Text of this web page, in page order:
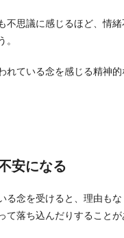
不思議に感じるほど、情緒
。
れている念を感じる精神
安になる
る念を受けると、理由も
て落ち込んだりすることが